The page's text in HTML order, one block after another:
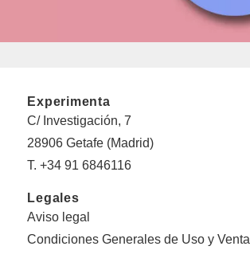
Experimenta
C/ Investigación, 7
28906 Getafe (Madrid)
T. +34 91 6846116
Legales
Aviso legal
Condiciones Generales de Uso y Venta